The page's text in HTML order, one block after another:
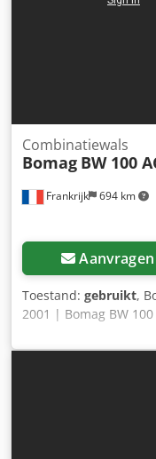
Frankrijk 694 km
Combinatiewals
Bomag BW 100
Aanvragen
Toestand: gebruikt,
2001 | Bomag BW
uur 📍 Locatie:
bestemming –
transportkosten te